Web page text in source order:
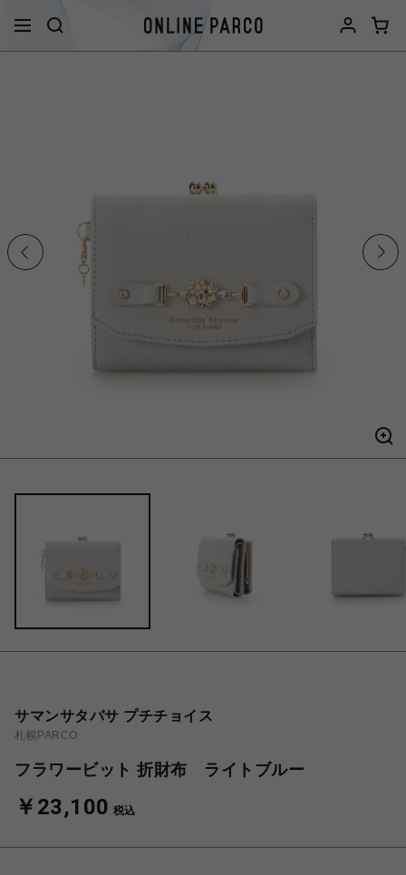
サマンサタバサ プチチョイス
札幌PARCO
フラワービット 折財布 ライトブルー
￥23,100 税込